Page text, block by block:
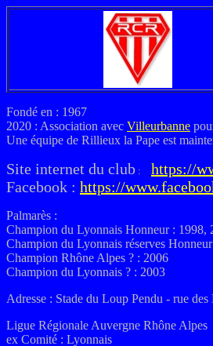
Fondé en : 1967
2020 : Association avec Villeurbanne
Une équipe de Rillieux la Pape est
Site internet du club :
https://
Facebook : https://
Palmarès :
Champion du Lyonnais Honneur : 1998,
Champion du Lyonnais réserves
Champion Rhône Alpes ? : 2006
Champion du Lyonnais ? : 2003
Adresse : Stade du Loup Pendu - rue
Ligue Régionale Auvergne Rhône Alpes
ex Comité : Lyonnais